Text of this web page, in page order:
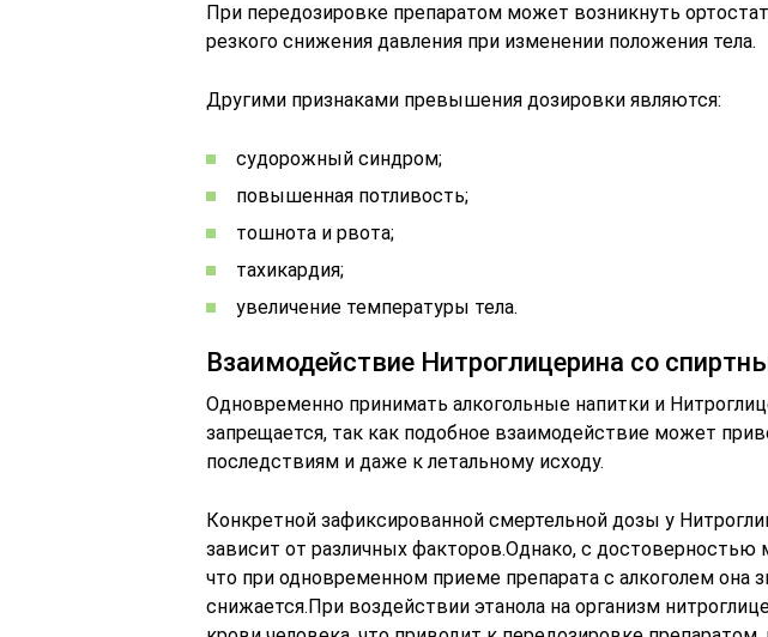
При передозировке препаратом может возникнуть
резкого снижения давления при изменении положения тела.
Другими признаками превышения дозировки являются:
судорожный синдром;
повышенная потливость;
тошнота и рвота;
тахикардия;
увеличение температуры тела.
Взаимодействие Нитроглицерина со
Одновременно принимать алкогольные напитки и
запрещается, так как подобное взаимодействие может
последствиям и даже к летальному исходу.
Конкретной зафиксированной смертельной дозы у
зависит от различных факторов.Однако, с
что при одновременном приеме препарата с алкоголем она
снижается.При воздействии этанола на организм